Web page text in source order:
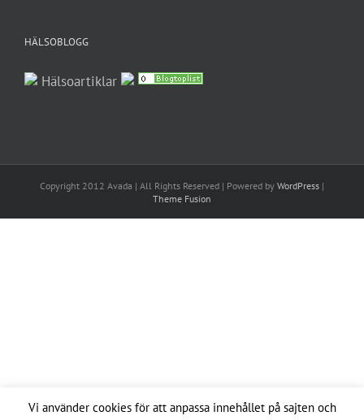
shoes" sponsrar Ultimate OCR! Globalt sett är
Läs mer
Vi använder cookies för att anpassa innehållet på sajten och